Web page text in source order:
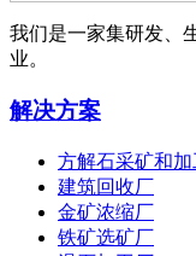
我们是一家集研发、
业。
解决方案
方解石采矿和
建筑回收厂
金矿浓缩厂
铁矿选矿厂